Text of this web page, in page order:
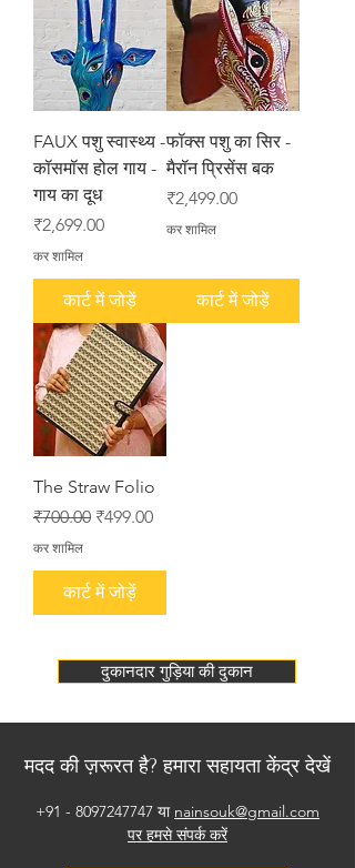
FAUX पशु स्वास्थ्य -
कॉसमॉस होल गाय -
गाय का दूध
मूल्य
₹2,699.00
कर शामिल
कार्ट में जोड़ें
फॉक्स पशु का सिर -
मैरॉन प्रिसेंस बक
मूल्य
₹2,499.00
कर शामिल
कार्ट में जोड़ें
The Straw Folio
नियमित मूल्य
₹700.00 बिक्री मूल्य
₹499.00
कर शामिल
कार्ट में जोड़ें
दुकानदार गुड़िया की दुकान
मदद की ज़रूरत है? हमारा सहायता केंद्र देखें
+91 - 8097247747 या nainsouk@gmail.com
पर हमसे संपर्क करें